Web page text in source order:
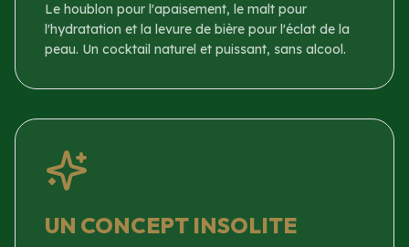
Le houblon pour l'apaisement, le malt pour
l'hydratation et la levure de bière pour l'éclat de la
peau. Un cocktail naturel et puissant, sans alcool.
UN CONCEPT INSOLITE